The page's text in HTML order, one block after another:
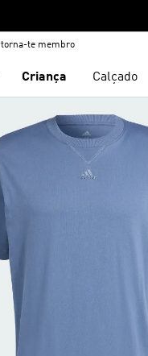
torna-te membro
Criança Calçado